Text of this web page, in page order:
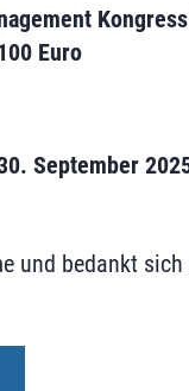
Euro
September
und bedankt